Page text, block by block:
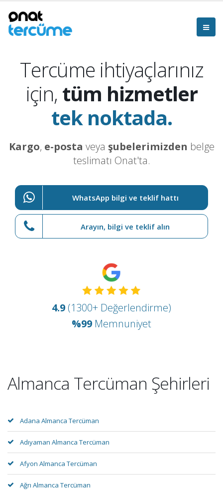
Tercüme ihtiyaçlarınız
için, tüm hizmetler
tek noktada.
Kargo, e-posta veya şubelerimizden belge
teslimatı Onat'ta.
WhatsApp bilgi ve teklif hattı
Arayın, bilgi ve teklif alın
4.9 (1300+ Değerlendirme)
%99 Memnuniyet
Almanca Tercüman Şehirleri
Adana Almanca Tercüman
Adıyaman Almanca Tercüman
Afyon Almanca Tercüman
Ağrı Almanca Tercüman